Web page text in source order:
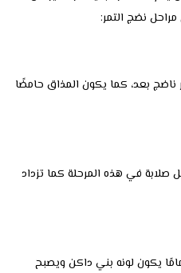
نضج التمر:
ناضج بعد، كما يكون المذاق حامضًا
صلابة في هذه المرحلة كما تزداد
يكون لونه بني داكن ويصبح